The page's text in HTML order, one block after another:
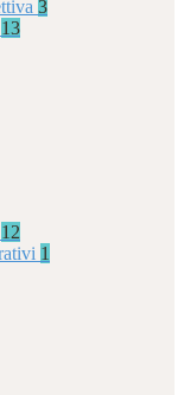
3
13
12
1